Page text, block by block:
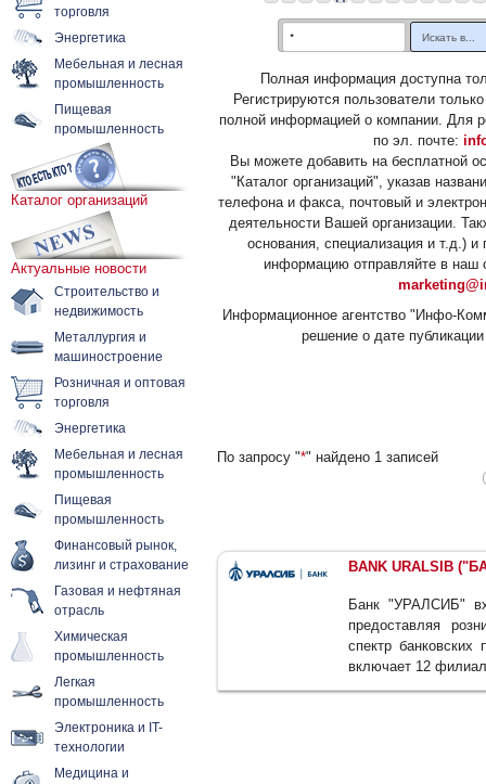
торговля
Энергетика
Мебельная и лесная
промышленность
Пищевая
промышленность
Каталог организаций
Актуальные новости
Строительство и
недвижимость
Металлургия и
машиностроение
Розничная и оптовая
торговля
Энергетика
Мебельная и лесная
промышленность
Пищевая
промышленность
Финансовый рынок,
лизинг и страхование
Газовая и нефтяная
отрасль
Химическая
промышленность
Легкая
промышленность
Электроника и IT-
технологии
Медицина и
Полная информация доступна
Регистрируются пользователи
полной информацией о компании. Для
по эл. почте:
Вы можете добавить на бесплатной
"Каталог организаций", указав
телефона и факса, почтовый и
деятельности Вашей организации.
основания, специализация и т.д.)
информацию отправляйте в наш
Информационное агентство "Инфо-
решение о дате
По запросу "*" найдено 1 записей
BANK URALSIB
Банк "УРАЛСИБ"
предоставляя
спектр банковских
включает 12